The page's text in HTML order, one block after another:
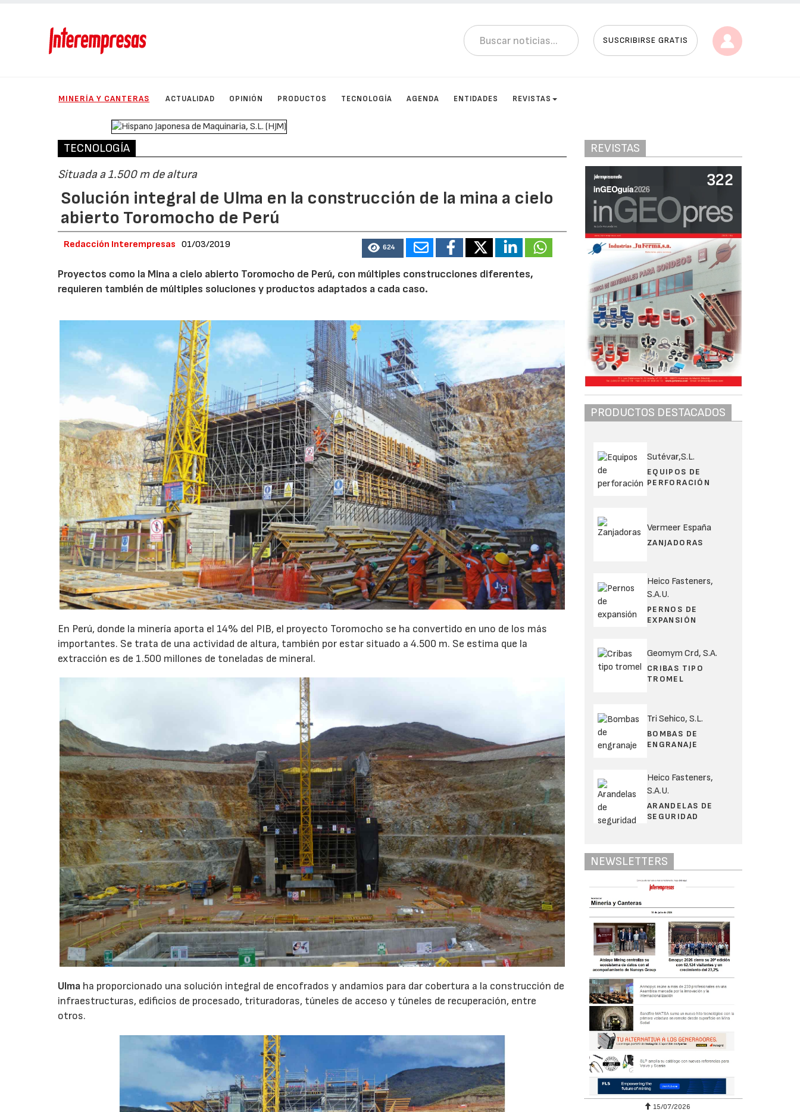
SUSCRIBIRSE GRATIS
MINERÍA Y CANTERAS ACTUALIDAD OPINIÓN PRODUCTOS TECNOLOGÍA AGENDA ENTIDADES REVISTAS
TECNOLOGÍA
Situada a 1.500 m de altura
Solución integral de Ulma en la construcción de la mina a cielo
abierto Toromocho de Perú
Redacción Interempresas 01/03/2019 624
Proyectos como la Mina a cielo abierto Toromocho de Perú, con múltiples construcciones diferentes,
requieren también de múltiples soluciones y productos adaptados a cada caso.
En Perú, donde la minería aporta el 14% del PIB, el proyecto Toromocho se ha convertido en uno de los más
importantes. Se trata de una actividad de altura, también por estar situado a 4.500 m. Se estima que la
extracción es de 1.500 millones de toneladas de mineral.
Ulma ha proporcionado una solución integral de encofrados y andamios para dar cobertura a la construcción de
infraestructuras, edificios de procesado, trituradoras, túneles de acceso y túneles de recuperación, entre
otros.
REVISTAS
PRODUCTOS DESTACADOS
Sutévar,S.L.
EQUIPOS DE
PERFORACIÓN
Vermeer España
ZANJADORAS
Heico Fasteners,
S.A.U.
PERNOS DE
EXPANSIÓN
Geomym Crd, S.A.
CRIBAS TIPO
TROMEL
Tri Sehico, S.L.
BOMBAS DE
ENGRANAJE
Heico Fasteners,
S.A.U.
ARANDELAS DE
SEGURIDAD
NEWSLETTERS
15/07/2026 29/07/2026 29/07/2026